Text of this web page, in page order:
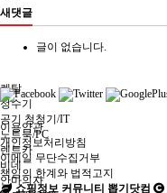
렌탈
정수기
공기 청청기/IT
노트북/PC
렌트카
비데
안마의자
새댓글
글이 없습니다.
이용약관
개인정보처리방침
이메일 무단수집거부
책임의 한계와 법적고지
쇼핑정보 커뮤니티 뽑기닷컴